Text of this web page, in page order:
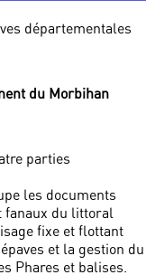
départementales
du Morbihan
parties
les documents
fanaux du littoral
fixe et flottant
et la gestion du
Phares et balises.